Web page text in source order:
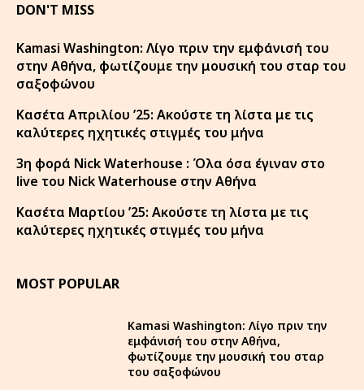
DON'T MISS
Kamasi Washington: Λίγο πριν την εμφάνισή του
στην Αθήνα, φωτίζουμε την μουσική του σταρ του
σαξοφώνου
Κασέτα Απριλίου ’25: Ακούστε τη λίστα με τις
καλύτερες ηχητικές στιγμές του μήνα
3η φορά Nick Waterhouse : Όλα όσα έγιναν στο
live του Nick Waterhouse στην Αθήνα
Κασέτα Μαρτίου ’25: Ακούστε τη λίστα με τις
καλύτερες ηχητικές στιγμές του μήνα
MOST POPULAR
Kamasi Washington: Λίγο πριν την
εμφάνισή του στην Αθήνα,
φωτίζουμε την μουσική του σταρ
του σαξοφώνου